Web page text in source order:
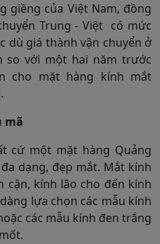
giềng của Việt Nam, đồng
Trung - Việt có mức
dù giá thành vận chuyển ở
so với một hai năm trước
cho mặt hàng kính mắt
mã
cứ một mặt hàng Quảng
dạng, đẹp mắt. Mắt kính
cận, kính lão cho đến kính
lựa chọn các mẫu kính
các mẫu kính đen trắng